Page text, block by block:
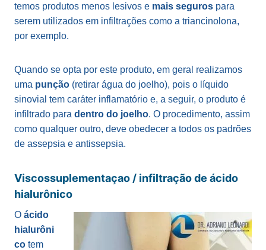
temos produtos menos lesivos e mais seguros para
serem utilizados em infiltrações como a triancinolona,
por exemplo.
Quando se opta por este produto, em geral realizamos
uma punção (retirar água do joelho), pois o líquido
sinovial tem caráter inflamatório e, a seguir, o produto é
infiltrado para dentro do joelho. O procedimento, assim
como qualquer outro, deve obedecer a todos os padrões
de assepsia e antissepsia.
Viscossuplementaçao / infiltração de ácido
hialurônico
O ácido
hialurôni
co tem